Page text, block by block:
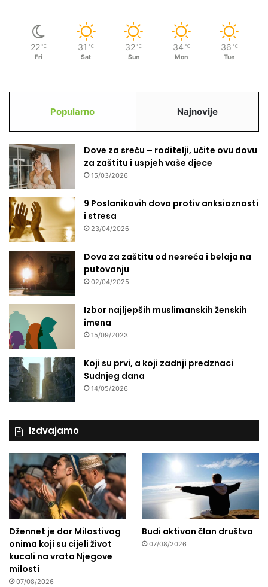
22 ℃
Fri
31 ℃
Sat
32 ℃
Sun
34 ℃
Mon
36 ℃
Tue
Popularno Najnovije
Dove za sreću – roditelji, učite ovu dovu
za zaštitu i uspjeh vaše djece
15/03/2026
9 Poslanikovih dova protiv anksioznosti
i stresa
23/04/2026
Dova za zaštitu od nesreća i belaja na
putovanju
02/04/2025
Izbor najljepših muslimanskih ženskih
imena
15/09/2023
Koji su prvi, a koji zadnji predznaci
Sudnjeg dana
14/05/2026
Izdvajamo
Džennet je dar Milostivog
onima koji su cijeli život
kucali na vrata Njegove
milosti
07/08/2026
Budi aktivan član društva
07/08/2026